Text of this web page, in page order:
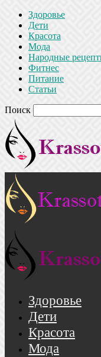
Здоровье
Дети
Красота
Мода
Народные
Фитнес
Питание
Статьи
Поиск
Здоровье
Дети
Красота
Мода